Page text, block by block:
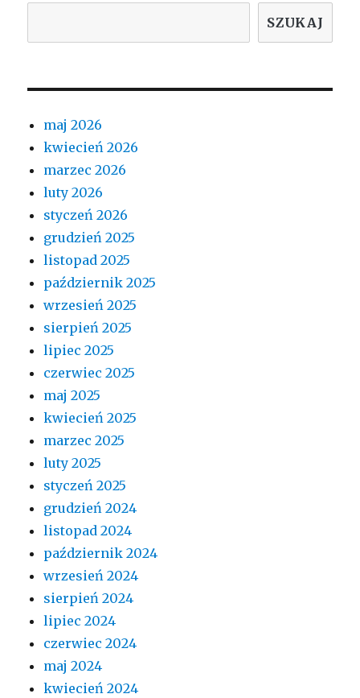
SZUKAJ
maj 2026
kwiecień 2026
marzec 2026
luty 2026
styczeń 2026
grudzień 2025
listopad 2025
październik 2025
wrzesień 2025
sierpień 2025
lipiec 2025
czerwiec 2025
maj 2025
kwiecień 2025
marzec 2025
luty 2025
styczeń 2025
grudzień 2024
listopad 2024
październik 2024
wrzesień 2024
sierpień 2024
lipiec 2024
czerwiec 2024
maj 2024
kwiecień 2024